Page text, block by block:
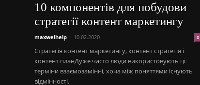
10 компонентів для побудови
стратегії контент маркетингу
maxwelhelp - 10.02.2020 0
Стратегія контент маркетингу, контент стратегія і
контент планДуже часто люди використовують ці
терміни взаємозамінні, хоча між поняттями існують
відмінності.